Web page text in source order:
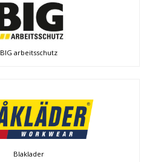
BIG arbeitsschutz
Blaklader